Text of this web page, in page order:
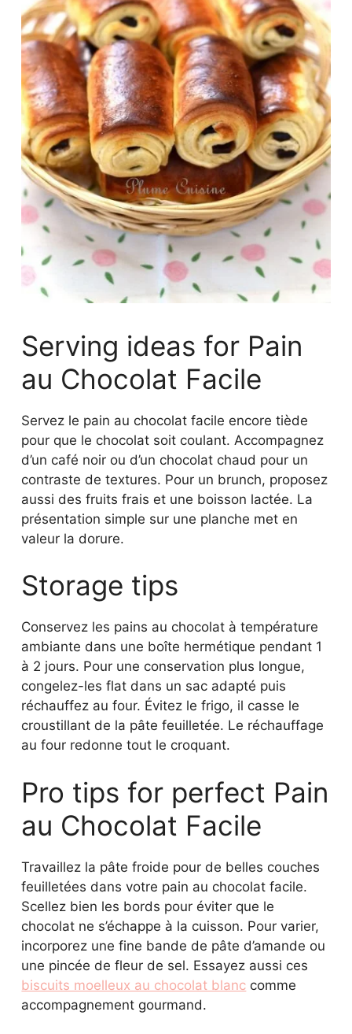
Serving ideas for Pain
au Chocolat Facile
Servez le pain au chocolat facile encore tiède
pour que le chocolat soit coulant. Accompagnez
d’un café noir ou d’un chocolat chaud pour un
contraste de textures. Pour un brunch, proposez
aussi des fruits frais et une boisson lactée. La
présentation simple sur une planche met en
valeur la dorure.
Storage tips
Conservez les pains au chocolat à température
ambiante dans une boîte hermétique pendant 1
à 2 jours. Pour une conservation plus longue,
congelez-les flat dans un sac adapté puis
réchauffez au four. Évitez le frigo, il casse le
croustillant de la pâte feuilletée. Le réchauffage
au four redonne tout le croquant.
Pro tips for perfect Pain
au Chocolat Facile
Travaillez la pâte froide pour de belles couches
feuilletées dans votre pain au chocolat facile.
Scellez bien les bords pour éviter que le
chocolat ne s’échappe à la cuisson. Pour varier,
incorporez une fine bande de pâte d’amande ou
une pincée de fleur de sel. Essayez aussi ces
biscuits moelleux au chocolat blanc comme
accompagnement gourmand.